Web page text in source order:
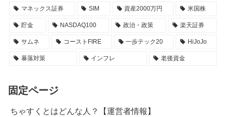
マネックス証券 SIM 資産2000万円 米国株
貯金 NASDAQ100 政治・政策 楽天証券
サムネ コーストFIRE 一歩テック20 HiJoJo
暴落対策 インフレ 老後資金
固定ページ
ちゃすくとはどんな人？【運営者情報】